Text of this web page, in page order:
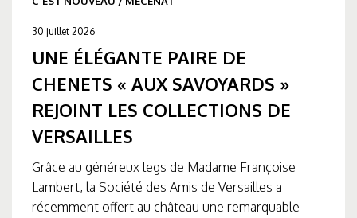
30 juillet 2026
UNE ÉLÉGANTE PAIRE DE
CHENETS « AUX SAVOYARDS »
REJOINT LES COLLECTIONS DE
VERSAILLES
Grâce au généreux legs de Madame Françoise
Lambert, la Société des Amis de Versailles a
récemment offert au château une remarquable